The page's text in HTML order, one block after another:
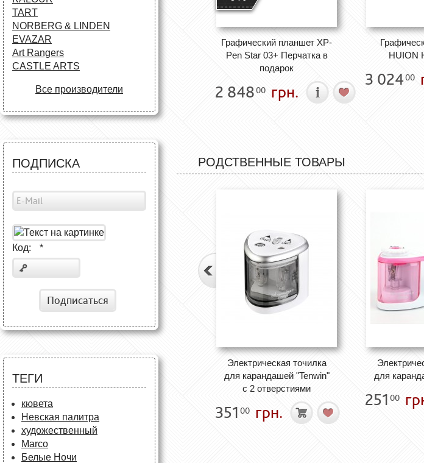
TART
NORBERG & LINDEN
EVAZAR
Art Rangers
CASTLE ARTS
Все производители
ПОДПИСКА
Код: *
Подписаться
ТЕГИ
кювета
Невская палитра
художественный
Marco
Белые Ночи
Графический планшет XP-
Pen Star 03+ Перчатка в
подарок
2 84800 грн.
HUION
3 02400
РОДСТВЕННЫЕ ТОВАРЫ
Электрическая точилка
для карандашей "Tenwin"
с 2 отверстиями
351 00 грн.
для
251 00